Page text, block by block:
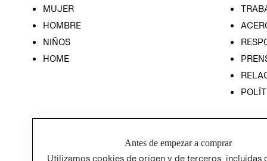
MUJER
HOMBRE
NIÑOS
HOME
Antes de empezar a comprar
Utilizamos cookies de origen y de terceros, incluidas